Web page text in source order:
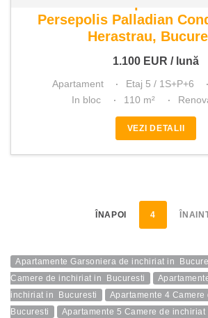
Persepolis Palladian
Herastrau,
1.100 EUR / lună
Apartament Etaj 5 / 1S+P+6
In bloc
110 m²
VEZI DETALII
ÎNAPOI 4
Apartamente Garsoniera de inchiriat in
Camere de inchiriat in  Bucuresti
inchiriat in  Bucuresti
Apartamente 4
Bucuresti
Apartamente 5 Camere de inchiriat